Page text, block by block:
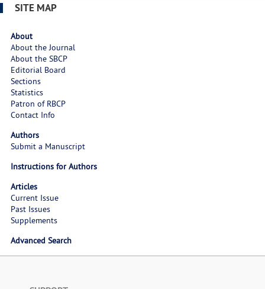
SITE MAP
About
About the Journal
About the SBCP
Editorial Board
Sections
Statistics
Patron of RBCP
Contact Info
Authors
Submit a Manuscript
Instructions for Authors
Articles
Current Issue
Past Issues
Supplements
Advanced Search